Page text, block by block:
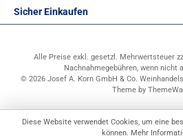
Sicher Einkaufen
Alle Preise exkl. gesetzl. Mehrwertsteuer
Nachnahmegebühren, wenn nicht
© 2026 Josef A. Korn GmbH & Co.
Theme by
Diese Website verwendet Cookies, um eine
können. Mehr